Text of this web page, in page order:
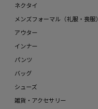
ネクタイ
メンズフォーマル（礼服・喪服）
アウター
インナー
パンツ
バッグ
シューズ
雑貨・アクセサリー